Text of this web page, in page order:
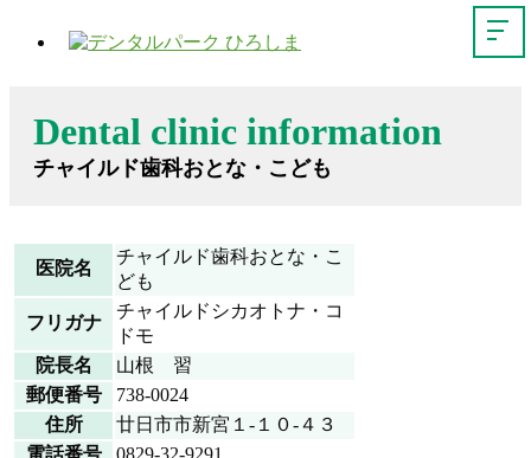
Dental clinic information
チャイルド歯科おとな・こども
医院名
チャイルド歯科おとな・こ
ども
フリガナ
チャイルドシカオトナ・コ
ドモ
院長名
山根 習
郵便番号
738-0024
住所
廿日市市新宮１-１０-４３
電話番号
0829-32-9291